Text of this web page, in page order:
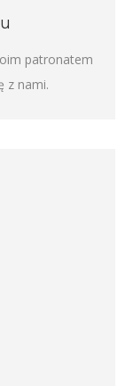
patronatem
z nami.